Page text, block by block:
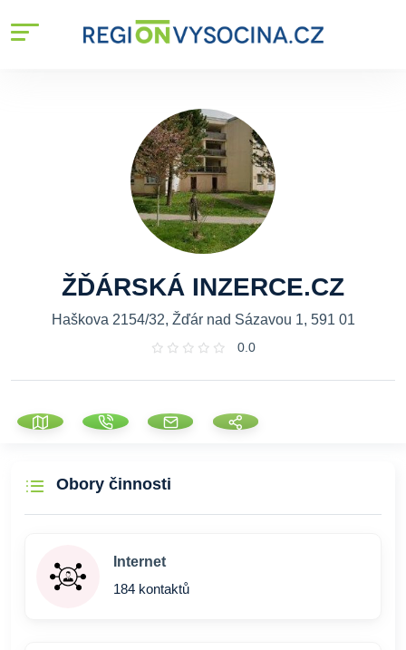
ŽĎÁRSKÁ INZERCE.CZ
Haškova 2154/32, Žďár nad Sázavou 1, 591 01
0.0
Obory činnosti
Internet
184 kontaktů